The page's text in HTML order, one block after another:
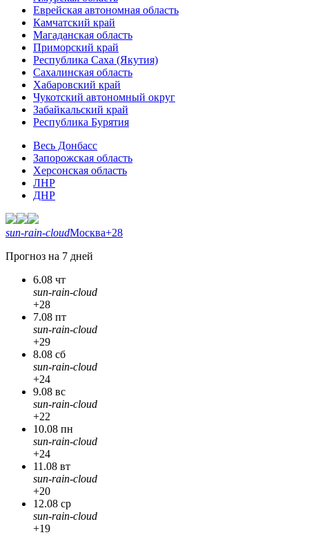
Еврейская автономная область
Камчатский край
Магаданская область
Приморский край
Республика Саха (Якутия)
Сахалинская область
Хабаровский край
Чукотский автономный округ
Забайкальский край
Республика Бурятия
Весь Донбасс
Запорожская область
Херсонская область
ЛНР
ДНР
sun-rain-cloudМосква+28
Прогноз на 7 дней
6.08 чт
sun-rain-cloud
+28
7.08 пт
sun-rain-cloud
+29
8.08 сб
sun-rain-cloud
+24
9.08 вс
sun-rain-cloud
+22
10.08 пн
sun-rain-cloud
+24
11.08 вт
sun-rain-cloud
+20
12.08 ср
sun-rain-cloud
+19